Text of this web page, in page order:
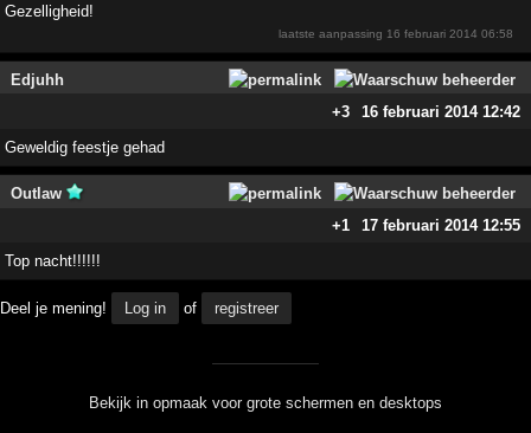
Gezelligheid!
laatste aanpassing 16 februari 2014 06:58
Edjuhh
+3
16 februari 2014 12:42
Geweldig feestje gehad
Outlaw
+1
17 februari 2014 12:55
Top nacht!!!!!!
Deel je mening! Log in of registreer
Bekijk in opmaak voor grote schermen en desktops